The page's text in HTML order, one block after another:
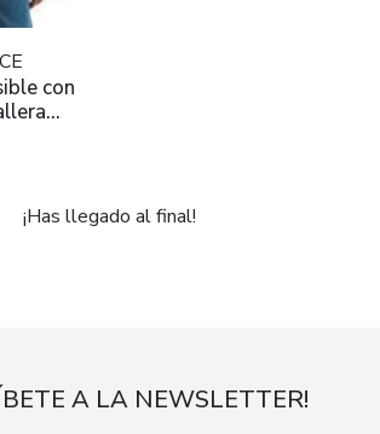
con
¡Has llegado al final!
A LA NEWSLETTER!